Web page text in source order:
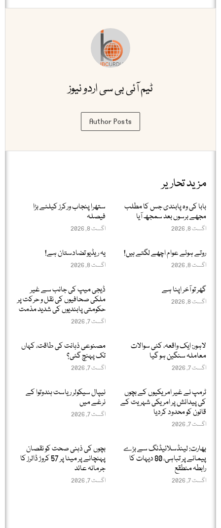
ٹیم آئی بی سی اردو نیوز
Author Posts
مزید تحاریر
بابا کی وہ پابندی جس کا مطلب
مجھے برسوں بعد سمجھ آیا
اگست 8, 2026
ستھرا پنجاب ورکرز کیلئے بڑا
فیصلہ
اگست 8, 2026
روتے ہوئے عوام اچھے لگتے ہیں!
اگست 8, 2026
یہ ریڈیو تضادستان ہے!
اگست 8, 2026
گھر تو آخر اپنا ہے
اگست 8, 2026
ڈیجی میپ کی جانب سے غیر
ملکی صحافیوں کی نقل و حرکت پر
حکومتی پابندیوں کی شدید مذمت
اگست 7, 2026
لاہور: ایک واقعہ، کئی سوالات
معاملہ سنگین ہو گیا
اگست 7, 2026
مصنوعی ذہانت کی طاقت، کہاں
تک پہنچ گئی؟
اگست 7, 2026
ٹرمپ نے غیر امریکیوں کے بچوں
کی پیدائش پر امریکی شہریت کے
قانون کو محدود کردیا
اگست 7, 2026
نیپال سیکولر ریاست ہندوتوا کے
نرغے میں
اگست 7, 2026
بھارت: لینڈسلائیڈنگ سے بڑے
پیمانے پر تباہی، 80 دیہات کا
رابطہ منطقع
اگست 7, 2026
بچوں کی ذہنی صحت کو نقصان
پہنچانے پر میٹا پر 57 کروڑ ڈالرز کا
جرمانہ عائد
اگست 7, 2026